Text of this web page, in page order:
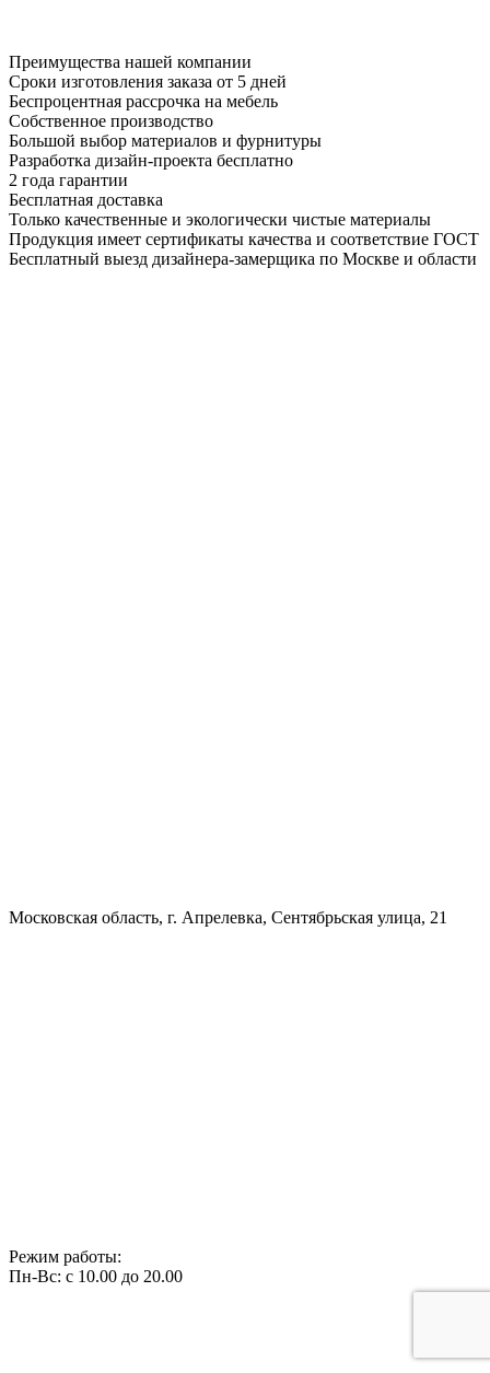
Преимущества нашей компании
Сроки изготовления заказа от 5 дней
Беспроцентная рассрочка на мебель
Собственное производство
Большой выбор материалов и фурнитуры
Разработка дизайн-проекта бесплатно
2 года гарантии
Бесплатная доставка
Только качественные и экологически чистые материалы
Продукция имеет сертификаты качества и соответствие ГОСТ
Бесплатный выезд дизайнера-замерщика по Москве и области
Московская область, г. Апрелевка, Сентябрьская улица, 21
Режим работы:
Пн-Вс: с 10.00 до 20.00